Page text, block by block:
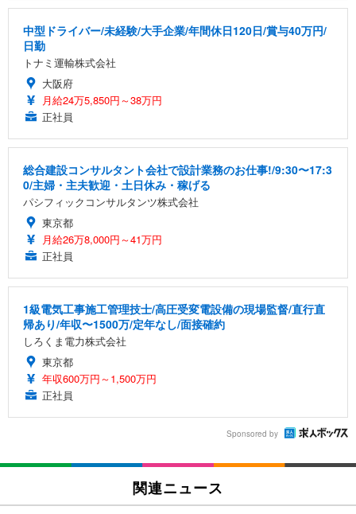
中型ドライバー/未経験/大手企業/年間休日120日/賞与40万円/
日勤
トナミ運輸株式会社
大阪府
月給24万5,850円～38万円
正社員
総合建設コンサルタント会社で設計業務のお仕事!/9:30〜17:3
0/主婦・主夫歓迎・土日休み・稼げる
パシフィックコンサルタンツ株式会社
東京都
月給26万8,000円～41万円
正社員
1級電気工事施工管理技士/高圧受変電設備の現場監督/直行直
帰あり/年収〜1500万/定年なし/面接確約
しろくま電力株式会社
東京都
年収600万円～1,500万円
正社員
Sponsored by
関連ニュース